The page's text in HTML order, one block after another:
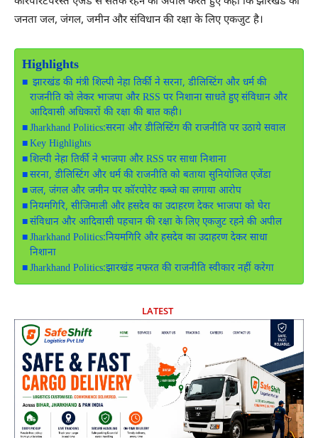
जनता जल, जंगल, जमीन और संविधान की रक्षा के लिए एकजुट है।
Highlights
झारखंड की मंत्री शिल्पी नेहा तिर्की ने सरना, डीलिस्टिंग और धर्म की
राजनीति को लेकर भाजपा और RSS पर निशाना साधते हुए संविधान और
आदिवासी अधिकारों की रक्षा की बात कही।
Jharkhand Politics:सरना और डीलिस्टिंग की राजनीति पर उठाये सवाल
Key Highlights
शिल्पी नेहा तिर्की ने भाजपा और RSS पर साधा निशाना
सरना, डीलिस्टिंग और धर्म की राजनीति को बताया सुनियोजित एजेंडा
जल, जंगल और जमीन पर कॉरपोरेट कब्जे का लगाया आरोप
नियमगिरि, सीजिमाली और हसदेव का उदाहरण देकर भाजपा को घेरा
संविधान और आदिवासी पहचान की रक्षा के लिए एकजुट रहने की अपील
Jharkhand Politics:नियमगिरि और हसदेव का उदाहरण देकर साधा
निशाना
Jharkhand Politics:झारखंड नफरत की राजनीति स्वीकार नहीं करेगा
LATEST